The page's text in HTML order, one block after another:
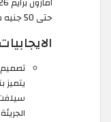
حتى 50 جنيه مصري.
سيلفت